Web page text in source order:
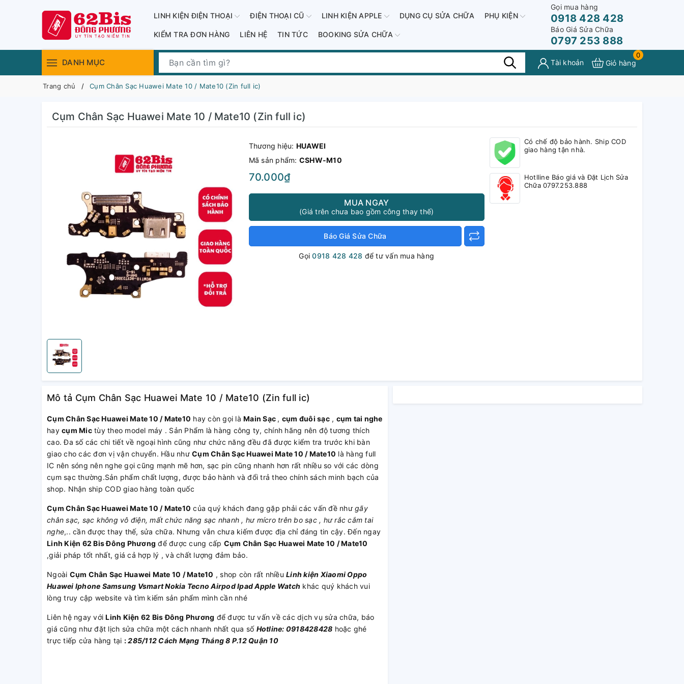
LINH KIỆN ĐIỆN THOẠI ĐIỆN THOẠI CŨ LINH KIỆN APPLE DỤNG CỤ SỬA CHỮA PHỤ KIỆN
KIỂM TRA ĐƠN HÀNG LIÊN HỆ TIN TỨC BOOKING SỬA CHỮA
Gọi mua hàng
0918 428 428
Báo Giá Sửa Chữa
0797 253 888
DANH MỤC Tài khoản
0
Giỏ hàng
Trang chủ Cụm Chân Sạc Huawei Mate 10 / Mate10 (Zin full ic)
Cụm Chân Sạc Huawei Mate 10 / Mate10 (Zin full ic)
Thương hiệu: HUAWEI
Mã sản phẩm: CSHW-M10
70.000₫
MUA NGAY
(Giá trên chưa bao gồm công thay thế)
Báo Giá Sửa Chữa
Gọi0918 428 428 để tư vấn mua hàng
Có chế độ bảo hành. Ship COD
giao hàng tận nhà.
Hotlline Báo giá và Đặt Lịch Sửa
Chữa 0797.253.888
Mô tả Cụm Chân Sạc Huawei Mate 10 / Mate10 (Zin full ic)
Cụm Chân Sạc Huawei Mate 10 / Mate10 hay còn gọi là Main Sạc , cụm đuôi sạc, cụm tai nghe
hay cụm Mictùy theo model máy . Sản Phẩm là hàng công ty, chính hãng nên độ tương thích
cao. Đa số các chi tiết về ngoại hình cũng như chức năng đều đã được kiểm tra trước khi bàn
giao cho các đơn vị vận chuyển. Hầu như Cụm Chân Sạc Huawei Mate 10 / Mate10 là hàng full
IC nên sóng nên nghe gọi cũng mạnh mẽ hơn, sạc pin cũng nhanh hơn rất nhiều so với các dòng
cụm sạc thường.Sản phẩm chất lượng, được bảo hành và đổi trả theo chính sách minh bạch của
shop. Nhận ship COD giao hàng toàn quốc
Cụm Chân Sạc Huawei Mate 10 / Mate10 của quý khách đang gặp phải các vấn đề như gãy
chân sạc, sạc không vô điện, mất chức năng sạc nhanh , hư mícro trên bo sạc , hư rắc cắm tai
nghe,.. cần được thay thế, sửa chữa. Nhưng vẫn chưa kiếm được địa chỉ đáng tin cậy. Đến ngay
Linh Kiện 62 Bis Đông Phương để được cung cấp Cụm Chân Sạc Huawei Mate 10 / Mate10
,giải pháp tốt nhất, giá cả hợp lý , và chất lượng đảm bảo.
Ngoài Cụm Chân Sạc Huawei Mate 10 / Mate10 , shop còn rất nhiều Linh kiện Xiaomi Oppo
Huawei Iphone Samsung VsmartNokia Tecno AirpodIpadApple Watch khác quý khách vui
lòng truy cập website và tìm kiếm sản phẩm mình cần nhé
Liên hệ ngay vớiLinh Kiện 62 Bis Đông Phương để được tư vấn về các dịch vụ sửa chữa, báo
giá cũng như đặt lịch sửa chữa một cách nhanh nhất qua số Hotline: 0918428428 hoặc ghé
trực tiếp cửa hàng tại :285/112 Cách Mạng Tháng 8 P.12 Quận 10